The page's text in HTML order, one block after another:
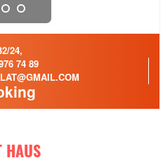
24,
74 89
HAUS